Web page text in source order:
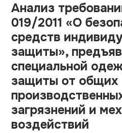
О компании
Наши гарантии
Порядок оплаты
Вопросы и ответы
Отзывы
Контакты
Анализ
019/2011 «О
средств
защиты»,
специальной
защиты от общих
загрязнений и
воздействий